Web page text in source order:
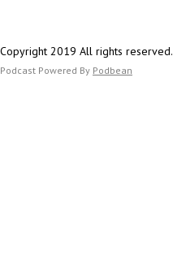
Copyright 2019 All rights reserved.
Podcast Powered By Podbean